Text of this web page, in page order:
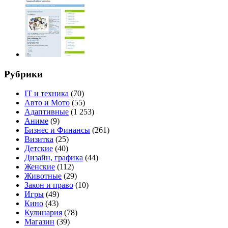
Рубрики
IT и техника (70)
Авто и Мото (55)
Адаптивные (1 253)
Аниме (9)
Бизнес и Финансы (261)
Визитка (25)
Детские (40)
Дизайн, графика (44)
Женские (112)
Животные (29)
Закон и право (10)
Игры (49)
Кино (43)
Кулинария (78)
Магазин (39)